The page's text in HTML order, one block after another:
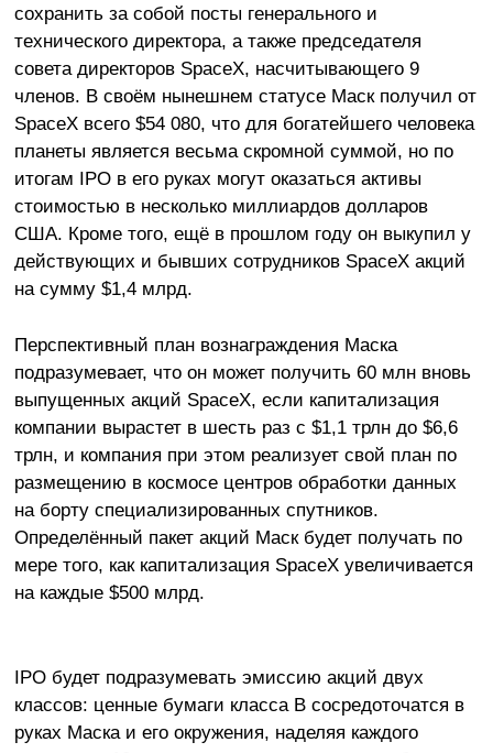
сохранить за собой посты генерального и
технического директора, а также председателя
совета директоров SpaceX, насчитывающего 9
членов. В своём нынешнем статусе Маск получил от
SpaceX всего $54 080, что для богатейшего человека
планеты является весьма скромной суммой, но по
итогам IPO в его руках могут оказаться активы
стоимостью в несколько миллиардов долларов
США. Кроме того, ещё в прошлом году он выкупил у
действующих и бывших сотрудников SpaceX акций
на сумму $1,4 млрд.
Перспективный план вознаграждения Маска
подразумевает, что он может получить 60 млн вновь
выпущенных акций SpaceX, если капитализация
компании вырастет в шесть раз с $1,1 трлн до $6,6
трлн, и компания при этом реализует свой план по
размещению в космосе центров обработки данных
на борту специализированных спутников.
Определённый пакет акций Маск будет получать по
мере того, как капитализация SpaceX увеличивается
на каждые $500 млрд.
IPO будет подразумевать эмиссию акций двух
классов: ценные бумаги класса B сосредоточатся в
руках Маска и его окружения, наделяя каждого